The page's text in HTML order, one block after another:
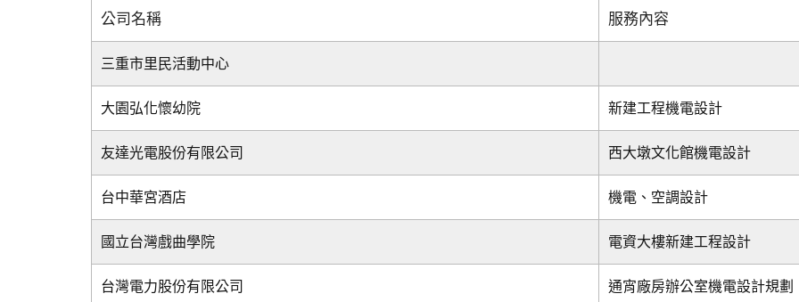
公司名稱 服務內容
三重市里民活動中心
大園弘化懷幼院 新建工程機電設計
友達光電股份有限公司 西大墩文化館機電設計
台中華宮酒店 機電、空調設計
國立台灣戲曲學院 電資大樓新建工程設計
台灣電力股份有限公司 通宵廠房辦公室機電設計規劃